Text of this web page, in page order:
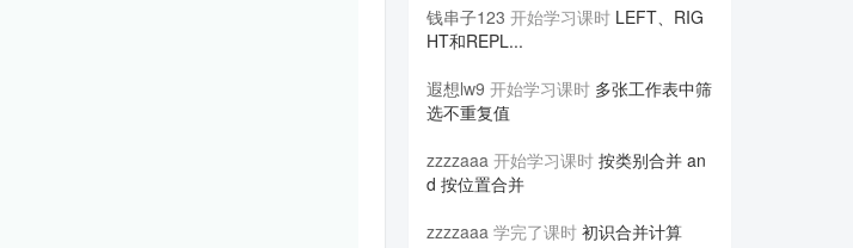
钱串子123 开始学习课时 LEFT、RIG
HT和REPL...
遐想lw9 开始学习课时 多张工作表中筛
选不重复值
zzzzaaa 开始学习课时 按类别合并 an
d 按位置合并
zzzzaaa 学完了课时 初识合并计算